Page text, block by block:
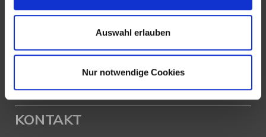
Auswahl erlauben
Nur notwendige Cookies
KONTAKT